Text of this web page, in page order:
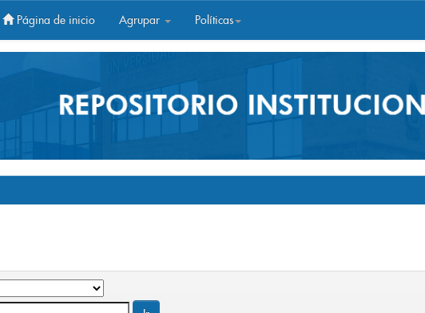
Página de inicio Agrupar Políticas